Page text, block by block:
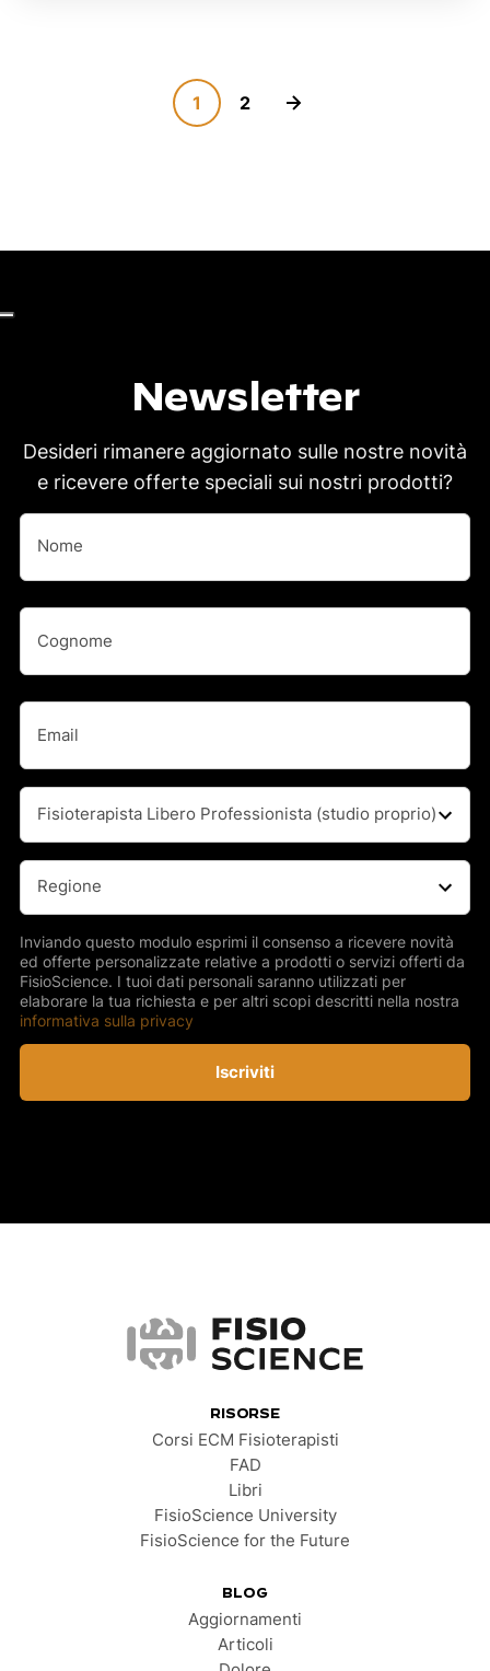
Paginazione
1 2
Newsletter
Desideri rimanere aggiornato sulle nostre novità
e ricevere offerte speciali sui nostri prodotti?
Nome
Nome
Email
Professione
Regione
Inviando questo modulo esprimi il consenso a ricevere novità
ed offerte personalizzate relative a prodotti o servizi offerti da
FisioScience. I tuoi dati personali saranno utilizzati per
elaborare la tua richiesta e per altri scopi descritti nella nostra
informativa sulla privacy
Iscriviti
FisioScience
RISORSE
Corsi ECM Fisioterapisti
FAD
Libri
FisioScience University
FisioScience for the Future
BLOG
Aggiornamenti
Articoli